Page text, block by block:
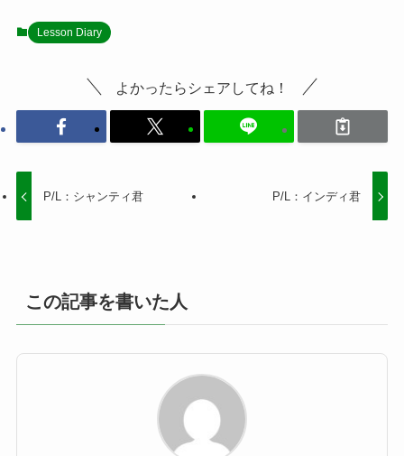
Lesson Diary
よかったらシェアしてね！
P/L：シャンティ君 P/L：インディ君
この記事を書いた人